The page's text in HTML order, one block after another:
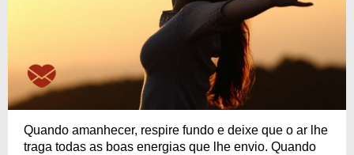
Quando amanhecer, respire fundo e deixe que o ar lhe
traga todas as boas energias que lhe envio. Quando